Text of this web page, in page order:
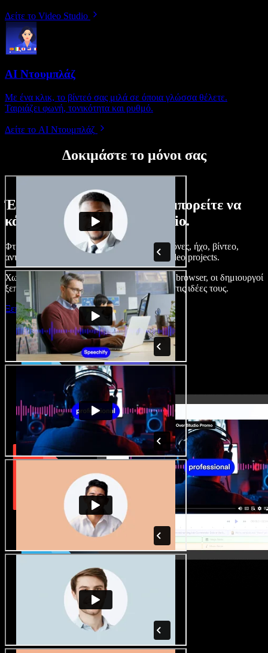
Δείτε το Video Studio
AI Ντουμπλάζ
Με ένα κλικ, το βίντεό σας μιλά σε όποια γλώσσα θέλετε.
Ταιριάζει φωνή, τονικότητα και ρυθμό.
Δείτε το AI Ντουμπλάζ
Δοκιμάστε το μόνοι σας
Ένα μικρό δείγμα από όσα μπορείτε να
κάνετε με το Speechify Studio.
Φτιάξτε voice overs, προσθέστε δωρεάν εικόνες, ήχο, βίντεο,
αντιγραφή φωνής – ολοκληρωμένα audio/video projects.
Χωρίς καμπύλη εκμάθησης και με όλα στον browser, οι δημιουργοί
ξεπερνούν τα κλασικά όρια και δίνουν ζωή στις ιδέες τους.
Ξεκινήστε με το Studio